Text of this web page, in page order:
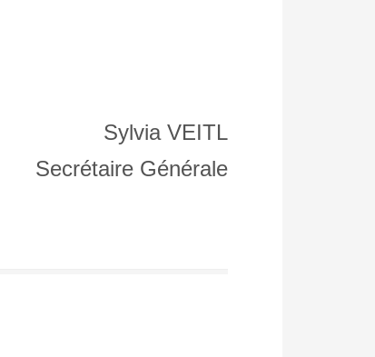
Sylvia VEITL
Secrétaire Générale